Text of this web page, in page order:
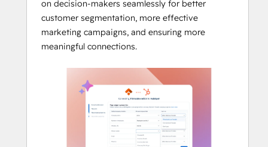
on decision-makers seamlessly for better
customer segmentation, more effective
marketing campaigns, and ensuring more
meaningful connections.